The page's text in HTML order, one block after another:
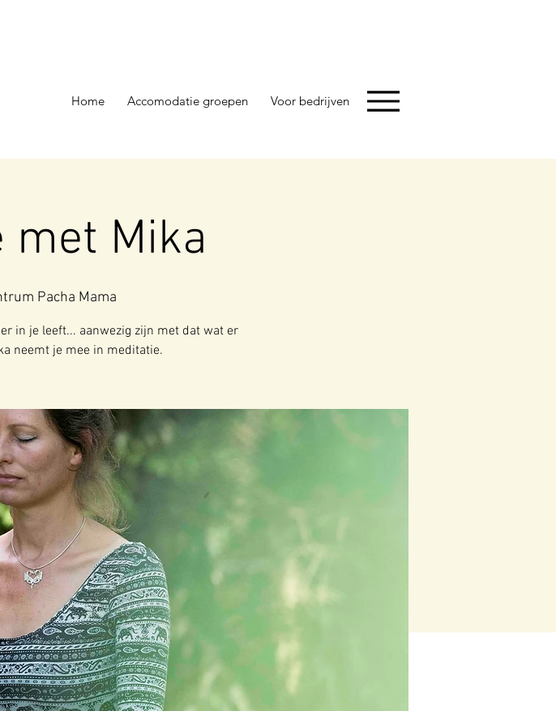
Home Accomodatie groepen Voor bedrijven
met Mika
Pacha Mama
in je leeft... aanwezig zijn met dat wat er
neemt je mee in meditatie.